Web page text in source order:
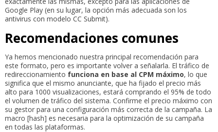
Google Play (en su lugar, la opción más adecuada son los
antivirus con modelo CC Submit).
Recomendaciones comunes
Ya hemos mencionado nuestra principal recomendación para
este formato, pero es importante volver a señalarla. El tráfico de
redireccionamiento funciona en base al CPM máximo, lo que
significa que el mismo anunciante, que ha fijado el precio más
alto para 1000 visualizaciones, estará comprando el 95% de todo
el volumen de tráfico del sistema. Confirme el precio máximo con
su gestor para una configuración más correcta de la campaña. La
macro [hash] es necesaria para la optimización de su campaña
en todas las plataformas.